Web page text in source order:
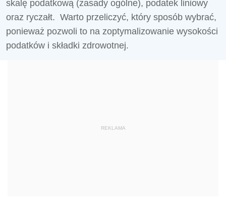
skalę podatkową (zasady ogólne), podatek liniowy
oraz ryczałt. Warto przeliczyć, który sposób wybrać,
ponieważ pozwoli to na zoptymalizowanie wysokości
podatków i składki zdrowotnej.
REKLAMA